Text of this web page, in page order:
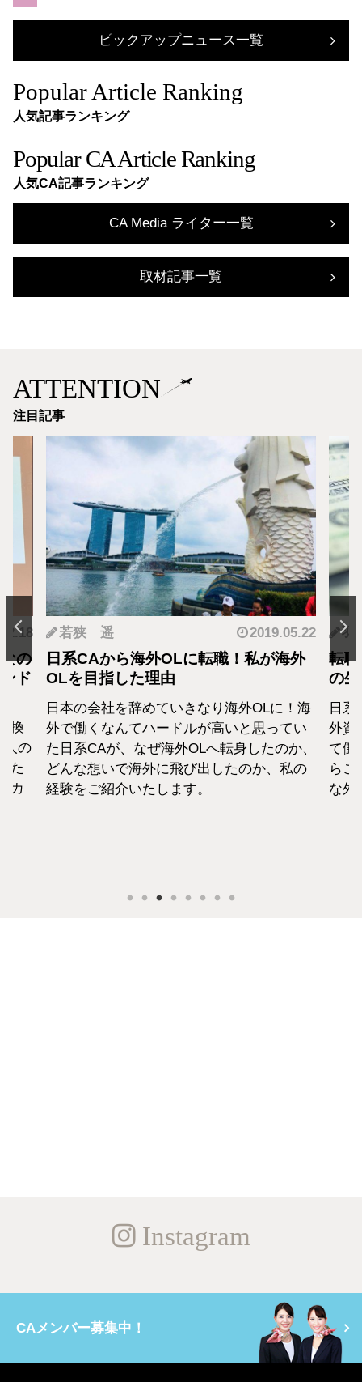
ピックアップニュース一覧
Popular Article Ranking
人気記事ランキング
Popular CA Article Ranking
人気CA記事ランキング
CA Media ライター一覧
取材記事一覧
ATTENTION
注目記事
の
ド
換
人の
た
カ
若狭 遥 2019.05.22
日系CAから海外OLに転職！私が海外
OLを目指した理由
日本の会社を辞めていきなり海外OLに！海
外で働くなんてハードルが高いと思ってい
た日系CAが、なぜ海外OLへ転身したのか、
どんな想いで海外に飛び出したのか、私の
経験をご紹介いたします。
羽
転
の
日
外資
て働
らこ
な外
Instagram
CAメンバー募集中！